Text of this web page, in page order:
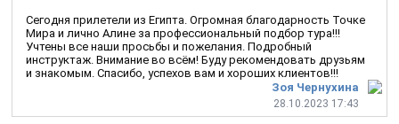
Зоя Чернухина
28.10.2023 17:43
Сегодня прилетели из Египта. Огромная благодарность Точке
Мира и лично Алине за профессиональный подбор тура!!!
Учтены все наши просьбы и пожелания. Подробный
инструктаж. Внимание во всём! Буду рекомендовать друзьям
и знакомым. Спасибо, успехов вам и хороших клиентов!!!